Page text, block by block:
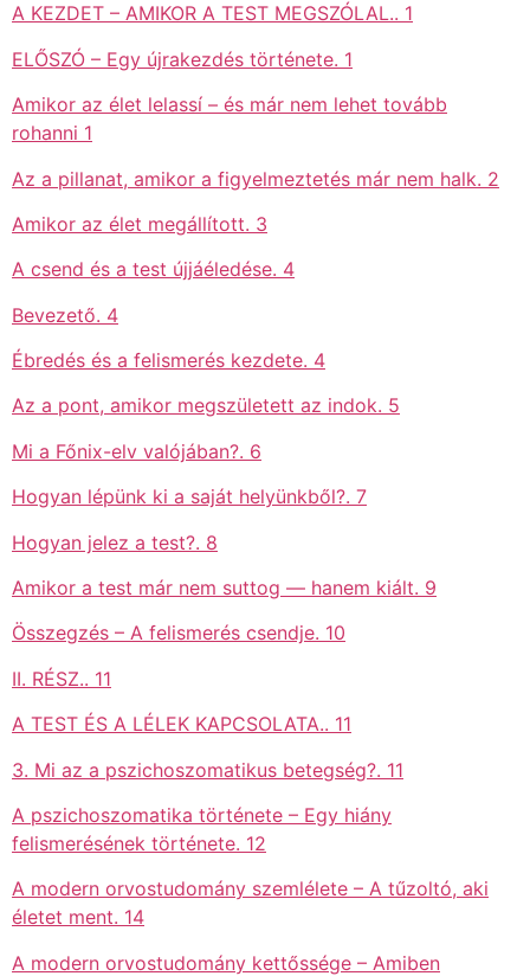
A KEZDET – AMIKOR A TEST MEGSZÓLAL.. 1
ELŐSZÓ – Egy újrakezdés története. 1
Amikor az élet lelassí – és már nem lehet tovább
rohanni 1
Az a pillanat, amikor a figyelmeztetés már nem halk. 2
Amikor az élet megállított. 3
A csend és a test újjáéledése. 4
Bevezető. 4
Ébredés és a felismerés kezdete. 4
Az a pont, amikor megszületett az indok. 5
Mi a Főnix-elv valójában?. 6
Hogyan lépünk ki a saját helyünkből?. 7
Hogyan jelez a test?. 8
Amikor a test már nem suttog — hanem kiált. 9
Összegzés – A felismerés csendje. 10
II. RÉSZ.. 11
A TEST ÉS A LÉLEK KAPCSOLATA.. 11
3. Mi az a pszichoszomatikus betegség?. 11
A pszichoszomatika története – Egy hiány
felismerésének története. 12
A modern orvostudomány szemlélete – A tűzoltó, aki
életet ment. 14
A modern orvostudomány kettőssége – Amiben